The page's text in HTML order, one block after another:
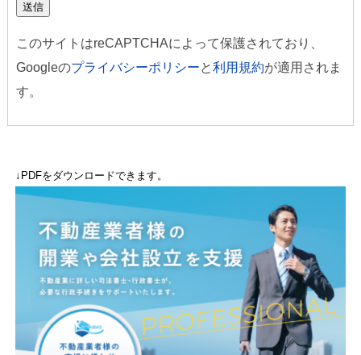
このサイトはreCAPTCHAによって保護されており、
Googleのプライバシーポリシーと利用規約が適用されま
す。
↓PDFをダウンロードできます。